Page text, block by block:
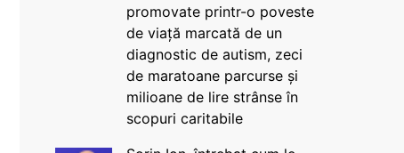
promovate printr-o poveste
de viață marcată de un
diagnostic de autism, zeci
de maratoane parcurse și
milioane de lire strânse în
scopuri caritabile